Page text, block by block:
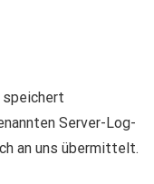
speichert
Server-Log-
an uns übermittelt.